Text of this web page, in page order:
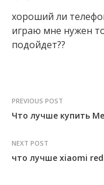
хороший ли
играю мне нужен
подойдет??
PREVIOUS POST
Что лучше купить
NEXT POST
что лучше xiaomi